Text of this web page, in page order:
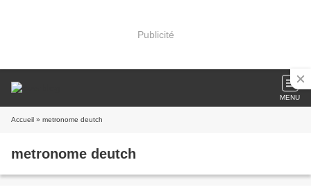
Publicité
MENU
Accueil » metronome deutch
metronome deutch